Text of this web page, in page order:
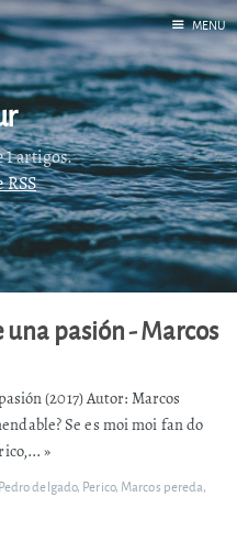
Inicio
Correr
Fediverso
Libros
Foto
Acerca de
MENU
1 artigos.
RSS
pasión - Marcos
(2017) Autor: Marcos
Se es moi moi fan do
»
Pedro delgado, Perico, Marcos pereda,